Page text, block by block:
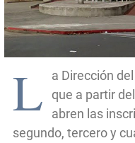
L
a Dirección
que a partir
abren las
segundo, tercero y